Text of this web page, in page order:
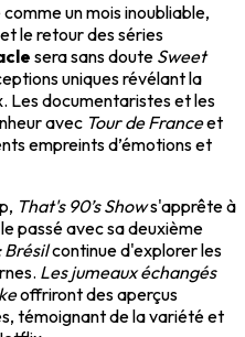
un mois inoubliable,
le retour des séries
sera sans doute Sweet
uniques révélant la
Les documentaristes et les
avec Tour de Franceet
empreints d’émotions et
That's 90’s Shows'apprête à
passé avec sa deuxième
Brésilcontinue d'explorer les
Les jumeaux échangés
offriront des aperçus
témoignant de la variété et